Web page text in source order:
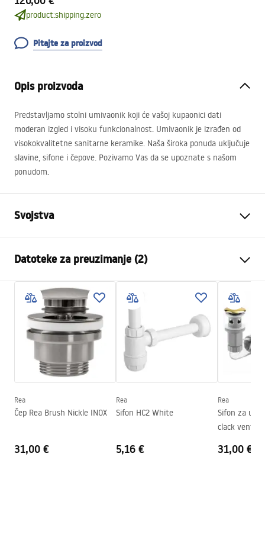
product:shipping.zero
Pitajte za proizvod
Opis proizvoda
Predstavljamo stolni umivaonik koji će vašoj kupaonici dati
moderan izgled i visoku funkcionalnost. Umivaonik je izrađen od
visokokvalitetne sanitarne keramike. Naša široka ponuda uključuje
slavine, sifone i čepove. Pozivamo Vas da se upoznate s našom
ponudom.
Svojstva
Materijal
Sanitarna keramika
Boja
Zelena
Završetak
Mat
Duljina
Širina
370mm
Visina
Oblik
Otvor za slavinu
NE
Datoteke za preuzimanje (2)
Montažne upute
Basin.pdf
Warranty_Terms_and_Conditions_Basins_-_5.pdf
Rea
Čep Rea Brush Nickle INOX
31,00 €
Rea
Sifon HC2 White
5,16 €
Rea
Sifon za
clack
31,00 €